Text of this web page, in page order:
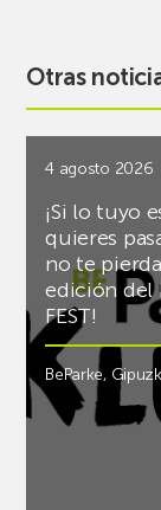
Otras
4 agosto 2026
¡Si lo tuyo
quieres
no te
edición del
FEST!
BeParke,